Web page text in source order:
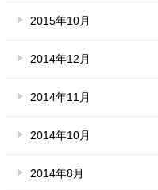
2015年10月
2014年12月
2014年11月
2014年10月
2014年8月